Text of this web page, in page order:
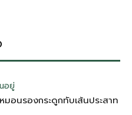
อยู่
อนรองกระดูกทับเส้นประสาท